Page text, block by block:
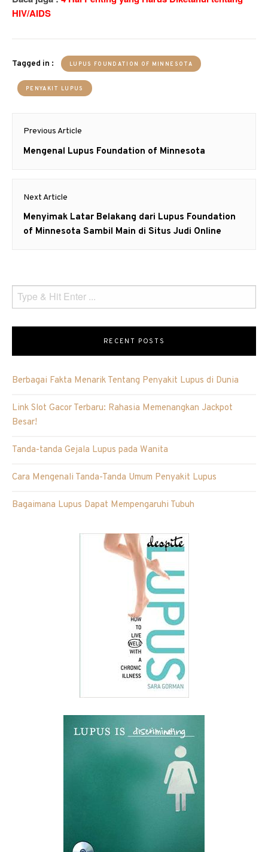
HIV/AIDS
Tagged in : LUPUS FOUNDATION OF MINNESOTA
PENYAKIT LUPUS
navigation
Previous Article
Previous
Mengenal Lupus Foundation of Minnesota
Next Article
Next
post:
Menyimak Latar Belakang dari Lupus Foundation
of Minnesota Sambil Main di Situs Judi Online
RECENT POSTS
Berbagai Fakta Menarik Tentang Penyakit Lupus di Dunia
Link Slot Gacor Terbaru: Rahasia Memenangkan Jackpot
Besar!
Tanda-tanda Gejala Lupus pada Wanita
Cara Mengenali Tanda-Tanda Umum Penyakit Lupus
Bagaimana Lupus Dapat Mempengaruhi Tubuh